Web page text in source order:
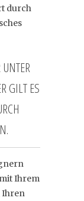
durch
GILT ES
Ihrem
Ihren